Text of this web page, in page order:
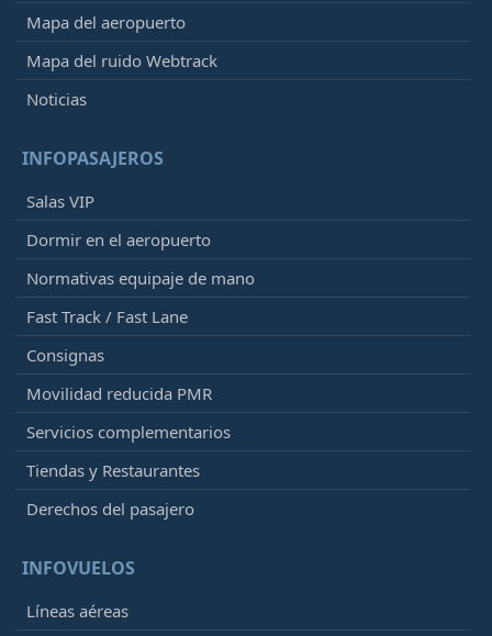
Mapa del aeropuerto
Mapa del ruido Webtrack
Noticias
INFOPASAJEROS
Salas VIP
Dormir en el aeropuerto
Normativas equipaje de mano
Fast Track / Fast Lane
Consignas
Movilidad reducida PMR
Servicios complementarios
Tiendas y Restaurantes
Derechos del pasajero
INFOVUELOS
Líneas aéreas